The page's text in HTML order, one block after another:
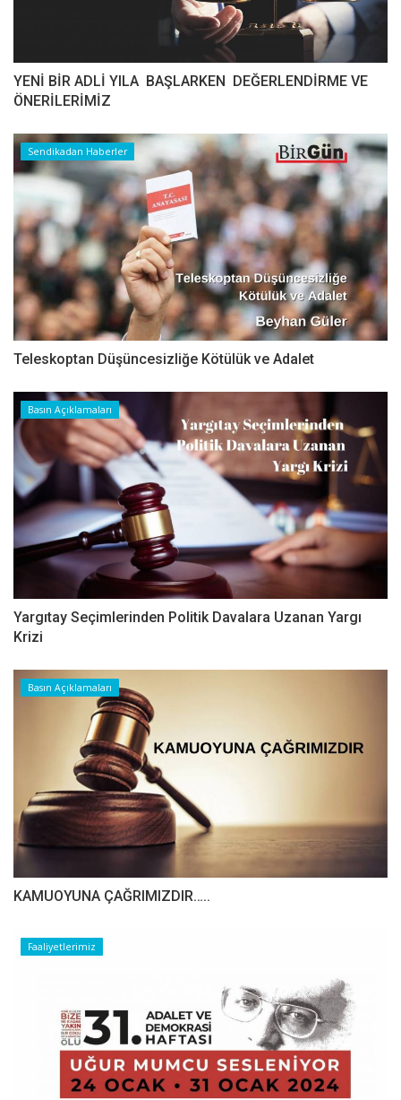
YENİ BİR ADLİ YILA BAŞLARKEN DEĞERLENDİRME VE
ÖNERİLERİMİZ
Sendikadan Haberler
Teleskoptan Düşüncesizliğe Kötülük ve Adalet
Basın Açıklamaları
Yargıtay Seçimlerinden Politik Davalara Uzanan Yargı
Krizi
Basın Açıklamaları
​​​​​​​KAMUOYUNA ÇAĞRIMIZDIR…..
Faaliyetlerimiz